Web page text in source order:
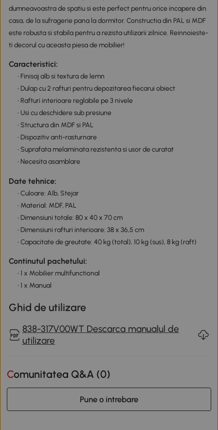
dumneavoastra de spatiu si este perfect pentru orice incapere din
casa, de la sufragerie pana la dormitor. Constructia din PAL si MDF
este robusta si stabila pentru a rezista utilizarii zilnice. Reinnoieste-
ti decorul cu aceasta piesa de mobilier!
Caracteristici:
• Finisaj alb si textura de lemn
• Dulap cu 2 rafturi pentru depozitarea fiecarui obiect
• Rafturi interioare reglabile pe 3 nivele
• Usi cu deschidere sub presiune
• Structura din MDF si PAL
• Dispozitiv anti-rasturnare
• Suprafata melaminata rezistenta si usor de curatat
• Necesita asamblare
Date tehnice:
• Culoare: Alb, Stejar
• Material: MDF, PAL
• Dimensiuni totale: 80 x 40 x 70 cm
• Dimensiuni rafturi interioare: 38 x 36,5 cm
• Capacitate de greutate: 40 kg (total), 10 kg (sus), 8 kg (raft)
Continutul pachetului:
• 1 x Mobilier multifunctional
• 1 x Manual
Ghid de utilizare
838-317V00WT Descarca manualul de
utilizare
Comunitatea Q&A (0)
Pune o intrebare